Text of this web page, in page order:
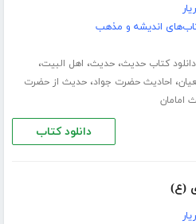
اندیشه و مذهب
دانلود کتاب حدیث،حدیث، اهل البیت،
، احادیث حضرت جواد،حدیث از حضرت
امامان
دانلود کتاب
(ع)